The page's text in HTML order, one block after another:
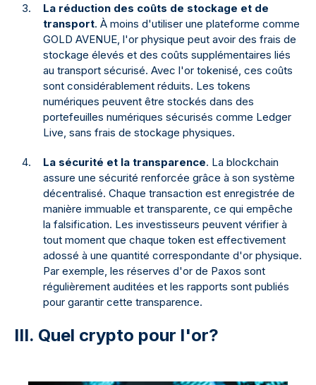
La réduction des coûts de stockage et de
transport. À moins d'utiliser une plateforme comme
GOLD AVENUE, l'or physique peut avoir des frais de
stockage élevés et des coûts supplémentaires liés
au transport sécurisé. Avec l'or tokenisé, ces coûts
sont considérablement réduits. Les tokens
numériques peuvent être stockés dans des
portefeuilles numériques sécurisés comme Ledger
Live, sans frais de stockage physiques.
La sécurité et la transparence. La blockchain
assure une sécurité renforcée grâce à son système
décentralisé. Chaque transaction est enregistrée de
manière immuable et transparente, ce qui empêche
la falsification. Les investisseurs peuvent vérifier à
tout moment que chaque token est effectivement
adossé à une quantité correspondante d'or physique.
Par exemple, les réserves d'or de Paxos sont
régulièrement auditées et les rapports sont publiés
pour garantir cette transparence.
III. Quel crypto pour l'or?